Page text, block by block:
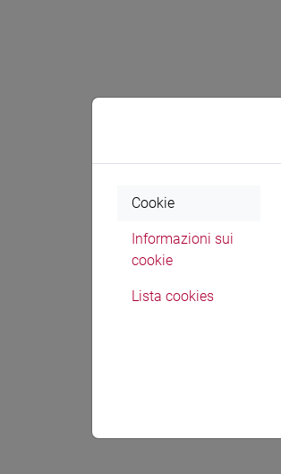
Cookie
Informazioni sui
cookie
Lista cookies